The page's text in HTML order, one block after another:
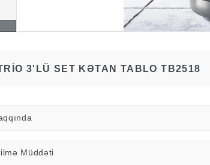
3'LÜ SET KƏTAN TABLO TB2518
Müddəti